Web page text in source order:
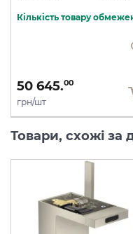
Кількість товару
50 645.00
грн/шт
Товари, схожі за